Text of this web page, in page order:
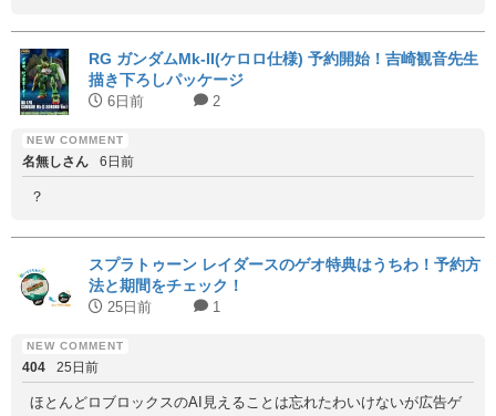
RG ガンダムMk-II(ケロロ仕様) 予約開始！吉崎観音先生
描き下ろしパッケージ
6日前 2
名無しさん 6日前
？
スプラトゥーン レイダースのゲオ特典はうちわ！予約方
法と期間をチェック！
25日前 1
404 25日前
ほとんどロブロックスのAI見えることは忘れたわいけないが広告ゲ